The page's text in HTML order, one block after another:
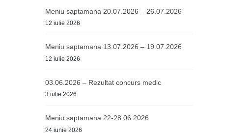
Meniu saptamana 20.07.2026 – 26.07.2026
12 iulie 2026
Meniu saptamana 13.07.2026 – 19.07.2026
12 iulie 2026
03.06.2026 – Rezultat concurs medic
3 iulie 2026
Meniu saptamana 22-28.06.2026
24 iunie 2026